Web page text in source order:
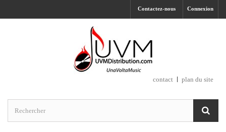
Connexion
Contactez-nous
contact plan du site